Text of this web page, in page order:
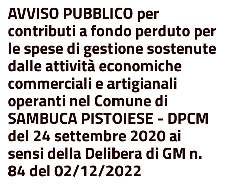
AVVISO PUBBLICO per
contributi a fondo perduto per
le spese di gestione sostenute
dalle attività economiche
commerciali e artigianali
operanti nel Comune di
SAMBUCA PISTOIESE - DPCM
del 24 settembre 2020 ai
sensi della Delibera di GM n.
84 del 02/12/2022